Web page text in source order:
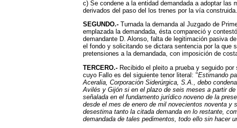
c) Se condene a la entidad demandada a adoptar las
derivados del paso del los trenes por la vía
SEGUNDO.- Turnada la demanda al Juzgado de
emplazada la demandada, ésta compareció y
demandante D. Alonso, falta de legitimación pasiva
el fondo y solicitando se dictara sentencia por la que
pretensiones a la demandada, con imposición de
TERCERO.- Recibido el pleito a prueba y seguido
cuyo Fallo es del siguiente tenor literal: "Estimando
Aceralia, Corporación Siderúrgica, S.A., debo
Avilés y Gijón si en el plazo de seis meses a partir
señalada en el fundamento jurídico noveno de la
desde el mes de enero de mil novecientos noventa
desestima tanto la citada demanda en lo restante,
demandada de tales pedimentos, todo ello sin hacer